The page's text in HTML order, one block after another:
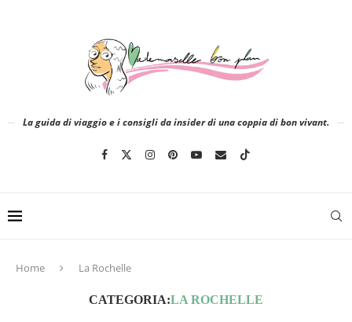
La guida di viaggio e i consigli da insider di una coppia di bon vivant.
Home La Rochelle
CATEGORIA:LA ROCHELLE